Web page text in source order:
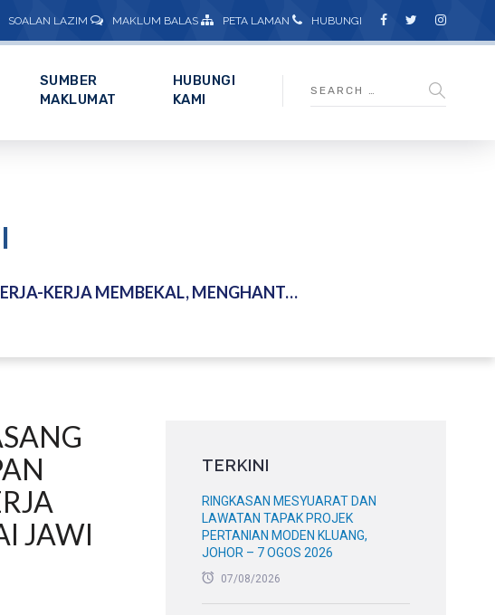
SOALAN LAZIM MAKLUM BALAS PETA LAMAN HUBUNGI
SUMBER
MAKLUMAT
HUBUNGI
KAMI
MEMBEKAL, MENGHANTAR, MEMASANG DAN MENGUJILARI SISTEM PENGOREKAN ENDAPAN PINTAR (NEDS) DAN MINI HIDRO SERTA KERJA-KERJA BERKAITAN DI SEBAHAGIAN LEMBANGAN SUNGAI JAWI DAN SUNGAI PERAI, PULAU PINANG
JAWI
TERKINI
RINGKASAN MESYUARAT DAN
LAWATAN TAPAK PROJEK
PERTANIAN MODEN KLUANG,
JOHOR – 7 OGOS 2026
07/08/2026